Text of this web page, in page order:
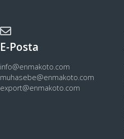
E-Posta
info@enmakoto.com
muhasebe@enmakoto.com
export@enmakoto.com